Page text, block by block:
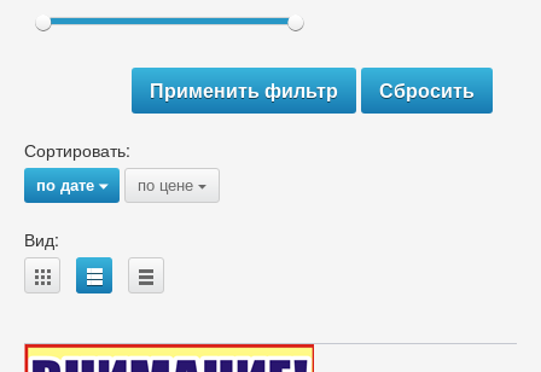
Сортировать:
по дате{ по цене {
Вид:
A B C